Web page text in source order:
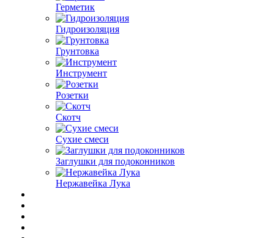
Герметик
Гидроизоляция
Грунтовка
Инструмент
Розетки
Скотч
Сухие смеси
Заглушки для подоконников
Нержавейка Лука